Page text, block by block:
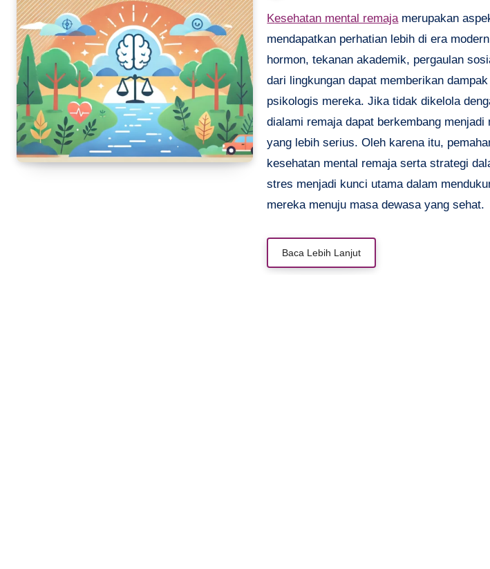
Kesehatan mental remaja merupakan
mendapatkan perhatian lebih di era
hormon, tekanan akademik, pergaulan
dari lingkungan dapat memberikan
psikologis mereka. Jika tidak dikelola
dialami remaja dapat berkembang menjadi
yang lebih serius. Oleh karena itu,
kesehatan mental remaja serta strategi
stres menjadi kunci utama dalam
mereka menuju masa dewasa yang sehat.
Baca Lebih Lanjut